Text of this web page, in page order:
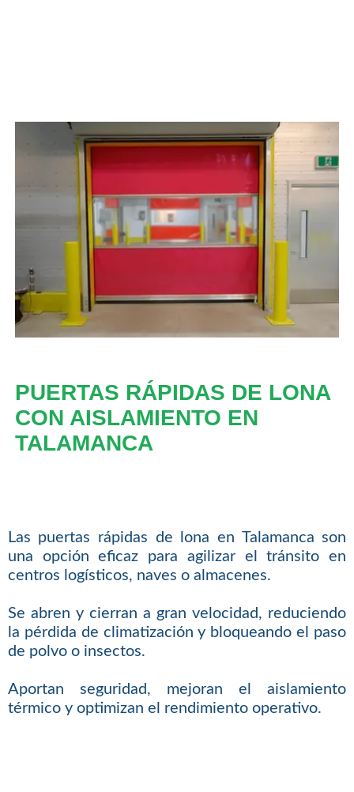
PUERTAS RÁPIDAS DE LONA
CON AISLAMIENTO EN
TALAMANCA
Las puertas rápidas de lona en Talamanca son
una opción eficaz para agilizar el tránsito en
centros logísticos, naves o almacenes.
Se abren y cierran a gran velocidad, reduciendo
la pérdida de climatización y bloqueando el paso
de polvo o insectos.
Aportan seguridad, mejoran el aislamiento
térmico y optimizan el rendimiento operativo.